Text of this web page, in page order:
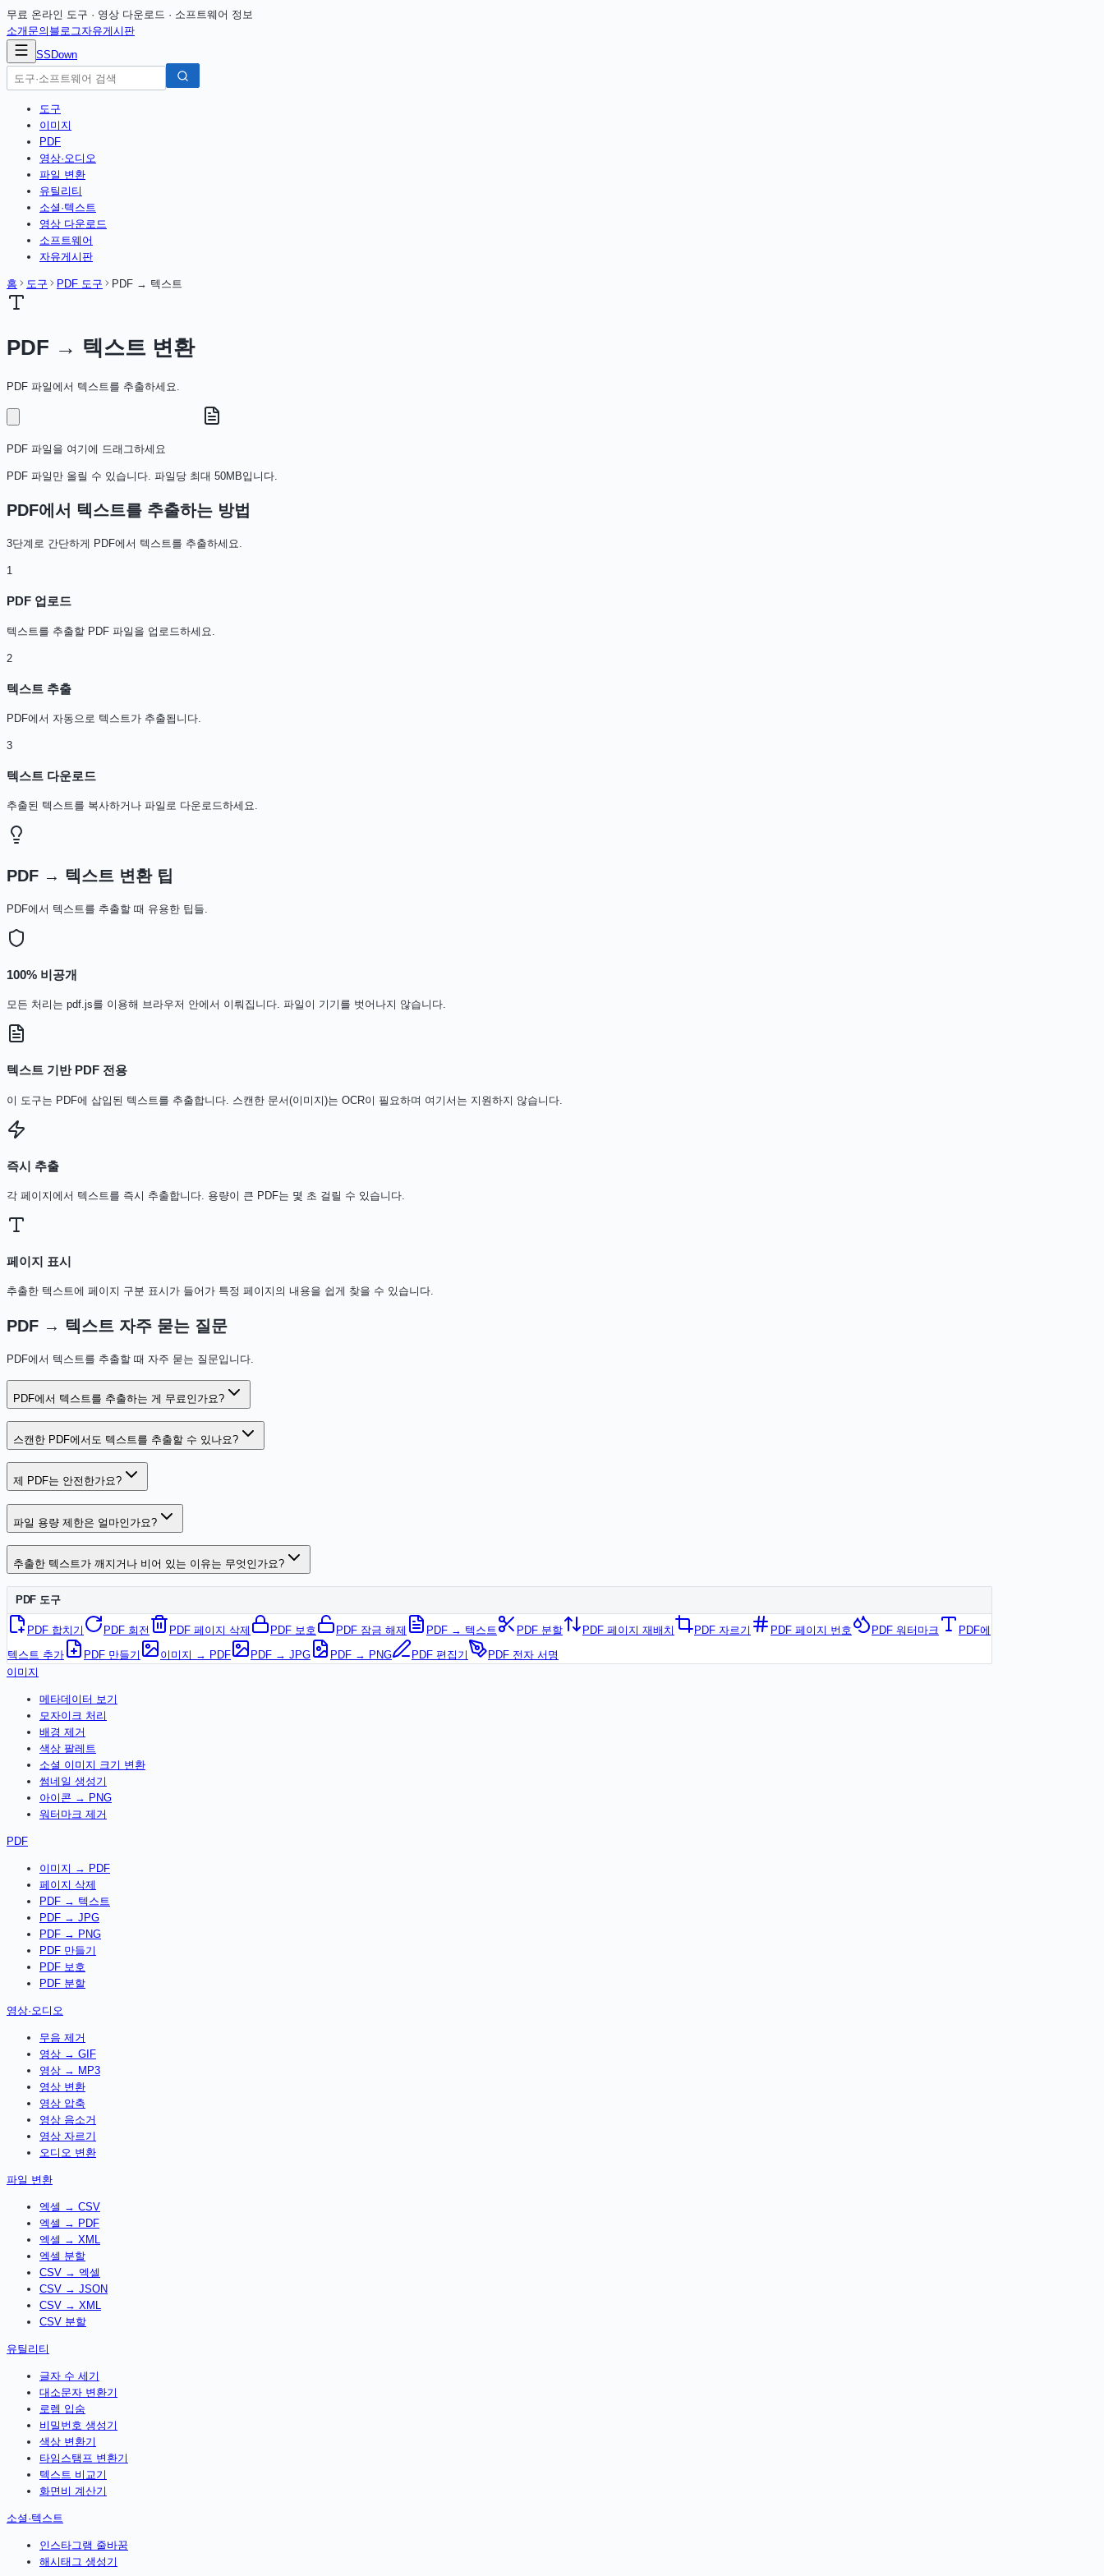
무료 온라인 도구 · 영상 다운로드 · 소프트웨어 정보
소개 문의 블로그자유게시판
SSDown
도구
이미지
PDF
영상·오디오
파일 변환
유틸리티
소셜·텍스트
영상 다운로드
소프트웨어
자유게시판
홈 도구 PDF 도구 PDF → 텍스트
PDF → 텍스트 변환
PDF 파일에서 텍스트를 추출하세요.
PDF 파일을 여기에 드래그하세요
PDF 파일만 올릴 수 있습니다. 파일당 최대 50MB입니다.
PDF에서 텍스트를 추출하는 방법
3단계로 간단하게 PDF에서 텍스트를 추출하세요.
1
PDF 업로드
텍스트를 추출할 PDF 파일을 업로드하세요.
2
텍스트 추출
PDF에서 자동으로 텍스트가 추출됩니다.
3
텍스트 다운로드
추출된 텍스트를 복사하거나 파일로 다운로드하세요.
PDF → 텍스트 변환 팁
PDF에서 텍스트를 추출할 때 유용한 팁들.
100% 비공개
모든 처리는 pdf.js를 이용해 브라우저 안에서 이뤄집니다. 파일이 기기를 벗어나지 않습니다.
텍스트 기반 PDF 전용
이 도구는 PDF에 삽입된 텍스트를 추출합니다. 스캔한 문서(이미지)는 OCR이 필요하며 여기서는 지원하지 않습니다.
즉시 추출
각 페이지에서 텍스트를 즉시 추출합니다. 용량이 큰 PDF는 몇 초 걸릴 수 있습니다.
페이지 표시
추출한 텍스트에 페이지 구분 표시가 들어가 특정 페이지의 내용을 쉽게 찾을 수 있습니다.
PDF → 텍스트 자주 묻는 질문
PDF에서 텍스트를 추출할 때 자주 묻는 질문입니다.
PDF에서 텍스트를 추출하는 게 무료인가요?
스캔한 PDF에서도 텍스트를 추출할 수 있나요?
제 PDF는 안전한가요?
파일 용량 제한은 얼마인가요?
추출한 텍스트가 깨지거나 비어 있는 이유는 무엇인가요?
PDF 도구
PDF 합치기 PDF 회전 PDF 페이지 삭제 PDF 보호 PDF 잠금 해제 PDF → 텍스트 PDF 분할 PDF 페이지 재배치 PDF 자르기 PDF 페이지 번호 PDF 워터마크
PDF에
텍스트 추가
PDF 만들기 이미지 → PDF PDF → JPG PDF → PNG PDF 편집기
PDF 전자 서명
이미지
메타데이터 보기
모자이크 처리
배경 제거
색상 팔레트
소셜 이미지 크기 변환
썸네일 생성기
아이콘 → PNG
워터마크 제거
PDF
이미지 → PDF
페이지 삭제
PDF → 텍스트
PDF → JPG
PDF → PNG
PDF 만들기
PDF 보호
PDF 분할
영상·오디오
무음 제거
영상 → GIF
영상 → MP3
영상 변환
영상 압축
영상 음소거
영상 자르기
오디오 변환
파일 변환
엑셀 → CSV
엑셀 → PDF
엑셀 → XML
엑셀 분할
CSV → 엑셀
CSV → JSON
CSV → XML
CSV 분할
유틸리티
글자 수 세기
대소문자 변환기
로렘 입숨
비밀번호 생성기
색상 변환기
타임스탬프 변환기
텍스트 비교기
화면비 계산기
소셜·텍스트
인스타그램 줄바꿈
해시태그 생성기